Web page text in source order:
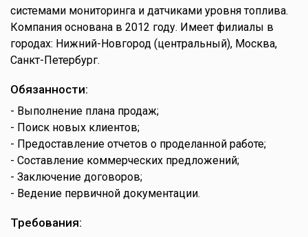
системами мониторинга и датчиками уровня топлива.
Компания основана в 2012 году. Имеет филиалы в
городах: Нижний-Новгород (центральный), Москва,
Санкт-Петербург.
Обязанности:
- Выполнение плана продаж;
- Поиск новых клиентов;
- Предоставление отчетов о проделанной работе;
- Составление коммерческих предложений;
- Заключение договоров;
- Ведение первичной документации.
Требования: